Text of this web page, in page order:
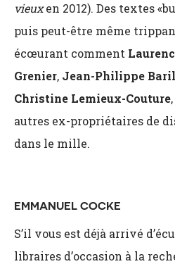
vieuxen 2012). Des textes
puis peut-être même
écœurant comment
Grenier, Jean-Philippe
Christine Lemieux-Couture,
autres ex-propriétaires de
dans le mille.
EMMANUEL COCKE
S’il vous est déjà arrivé
libraires d’occasion à la